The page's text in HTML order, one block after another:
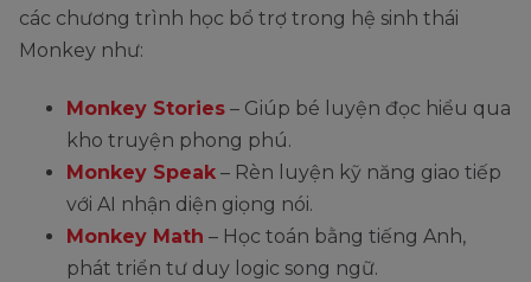
các chương trình học bổ trợ trong hệ sinh thái
Monkey như:
Monkey Stories – Giúp bé luyện đọc hiểu qua
kho truyện phong phú.
Monkey Speak – Rèn luyện kỹ năng giao tiếp
với AI nhận diện giọng nói.
Monkey Math – Học toán bằng tiếng Anh,
phát triển tư duy logic song ngữ.